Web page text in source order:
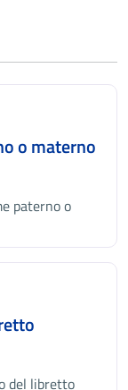
o materno
paterno o
del libretto